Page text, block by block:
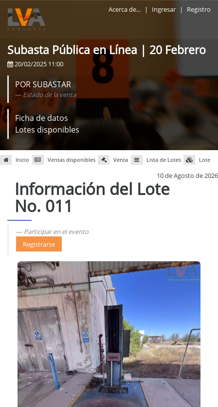
Acerca de... | Ingresar | Registro
Subasta Pública en Línea | 20 Febrero
20/02/2025 11:00
POR SUBASTAR
Estado de la venta
Ficha de datos
Lotes disponibles
Inicio Ventas disponibles Venta Lista de Lotes Lote
10 de Agosto de 2026
Información del Lote
No. 011
Participar en el evento
Registrarse